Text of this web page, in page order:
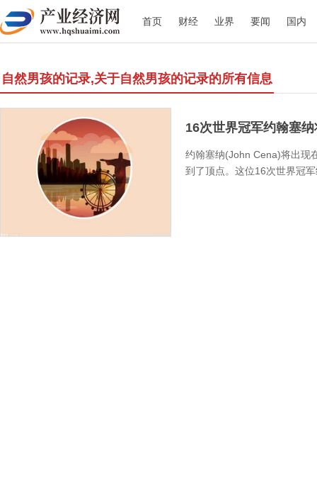
首页 财经 业界 要闻 国内
自然男孩的记录,关于自然男孩的记录的所有信息
16次世界冠军约翰塞
约翰塞纳(John Cena)将出现
到了顶点。这位16次世界冠